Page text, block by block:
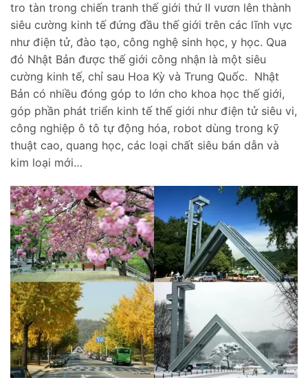
tro tàn trong chiến tranh thế giới thứ II vươn lên thành
siêu cường kinh tế đứng đầu thế giới trên các lĩnh vực
như điện tử, đào tạo, công nghệ sinh học, y học. Qua
đó Nhật Bản được thế giới công nhận là một siêu
cường kinh tế, chỉ sau Hoa Kỳ và Trung Quốc. Nhật
Bản có nhiều đóng góp to lớn cho khoa học thế giới,
góp phần phát triển kinh tế thế giới như điện tử siêu vi,
công nghiệp ô tô tự động hóa, robot dùng trong kỹ
thuật cao, quang học, các loại chất siêu bán dẫn và
kim loại mới…